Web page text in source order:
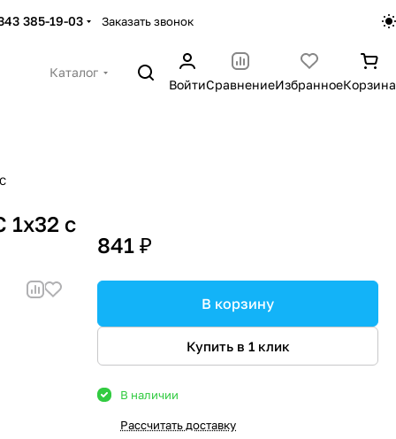
385-19-03 Заказать звонок
Каталог
ВойтиСравнениеИзбранноеКорзина
1x32 с
841 ₽
В корзину
Купить в 1 клик
В наличии
Рассчитать доставку